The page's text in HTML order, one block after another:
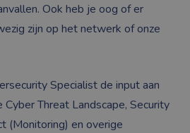
Ook heb je oog of er
zijn op het netwerk of onze
Specialist de input aan
Threat Landscape, Security
(Monitoring) en overige